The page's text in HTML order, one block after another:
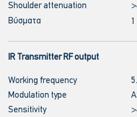
Shoulder attenuation
Βύσματα
IR Transmitter RF output
Working frequency
Modulation type
Sensitivity